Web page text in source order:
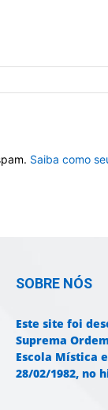
Saiba como
SOBRE NÓS
Este site foi
Suprema
Escola Mística
28/02/1982, no